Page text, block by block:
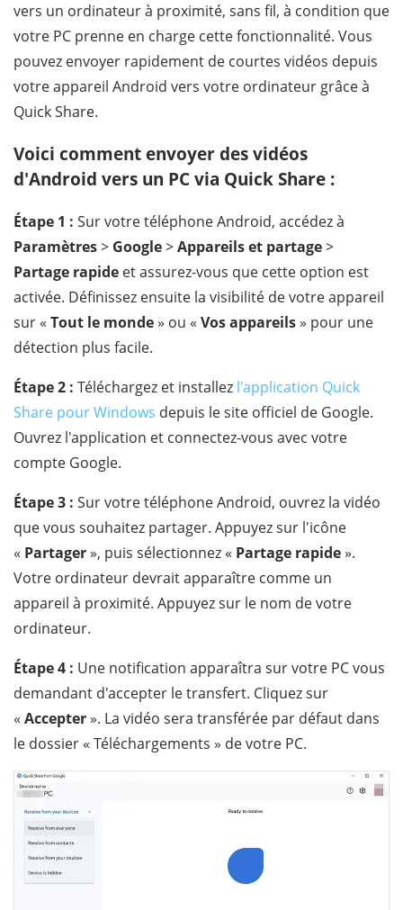
vers un ordinateur à proximité, sans fil, à condition que
votre PC prenne en charge cette fonctionnalité. Vous
pouvez envoyer rapidement de courtes vidéos depuis
votre appareil Android vers votre ordinateur grâce à
Quick Share.
Voici comment envoyer des vidéos
d'Android vers un PC via Quick Share :
Étape 1 : Sur votre téléphone Android, accédez à
Paramètres> Google>Appareils et partage>
Partage rapide et assurez-vous que cette option est
activée. Définissez ensuite la visibilité de votre appareil
sur « Tout le monde» ou « Vos appareils» pour une
détection plus facile.
Étape 2 : Téléchargez et installez l'application Quick
Share pour Windows depuis le site officiel de Google.
Ouvrez l'application et connectez-vous avec votre
compte Google.
Étape 3 : Sur votre téléphone Android, ouvrez la vidéo
que vous souhaitez partager. Appuyez sur l'icône
« Partager», puis sélectionnez « Partage rapide».
Votre ordinateur devrait apparaître comme un
appareil à proximité. Appuyez sur le nom de votre
ordinateur.
Étape 4 : Une notification apparaîtra sur votre PC vous
demandant d'accepter le transfert. Cliquez sur
« Accepter». La vidéo sera transférée par défaut dans
le dossier « Téléchargements » de votre PC.